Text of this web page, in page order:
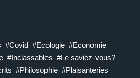
#Covid #Ecologie #Economie
#Inclassables #Le saviez-vous?
#Philosophie #Plaisanteries